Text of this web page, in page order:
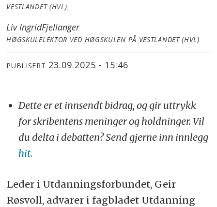
VESTLANDET (HVL)
Liv IngridFjellanger
HØGSKULELEKTOR VED HØGSKULEN PÅ VESTLANDET (HVL)
PUBLISERT 23.09.2025 - 15:46
Dette er et innsendt bidrag, og gir uttrykk
for skribentens meninger og holdninger. Vil
du delta i debatten? Send gjerne inn innlegg
hit.
Leder i Utdanningsforbundet, Geir
Røsvoll, advarer i fagbladet Utdanning